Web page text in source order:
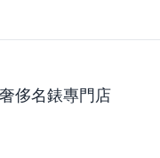
侈名錶專門店